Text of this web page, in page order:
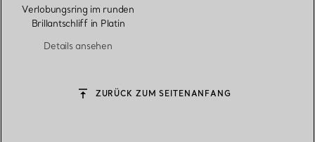
Verlobungsring im runden
Brillantschliff in Platin
Details ansehen
ZURÜCK ZUM SEITENANFANG